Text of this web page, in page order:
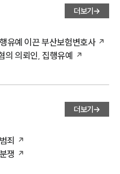
더보기
유예 이끈 부산보험변호사
의 의뢰인, 집행유예
더보기
죄
쟁